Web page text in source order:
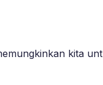
kita